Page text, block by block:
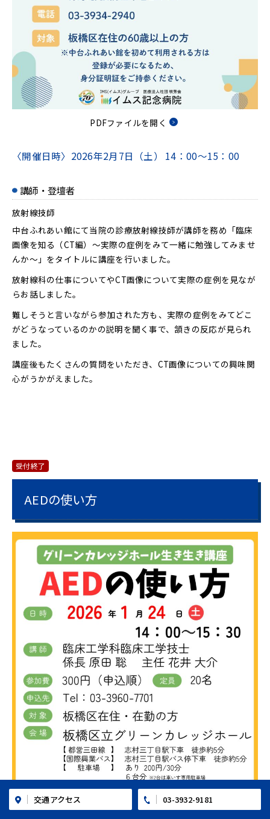
交通アクセス 03-3932-9181
PDFファイルを開く
〈開催日時〉 2026年2月7日（土） 14：00～15：00
講師・登壇者
放射線技師
中台ふれあい館にて当院の診療放射線技師が講師を務め「臨床
画像を知る（CT編）～実際の症例をみて一緒に勉強してみませ
んか～」をタイトルに講座を行いました。
放射線科の仕事についてやCT画像について実際の症例を見なが
らお話しました。
難しそうと言いながら参加された方も、実際の症例をみてどこ
がどうなっているのかの説明を聞く事で、頷きの反応が見られ
ました。
講座後もたくさんの質問をいただき、CT画像についての興味関
心がうかがえました。
受付終了
AEDの使い方